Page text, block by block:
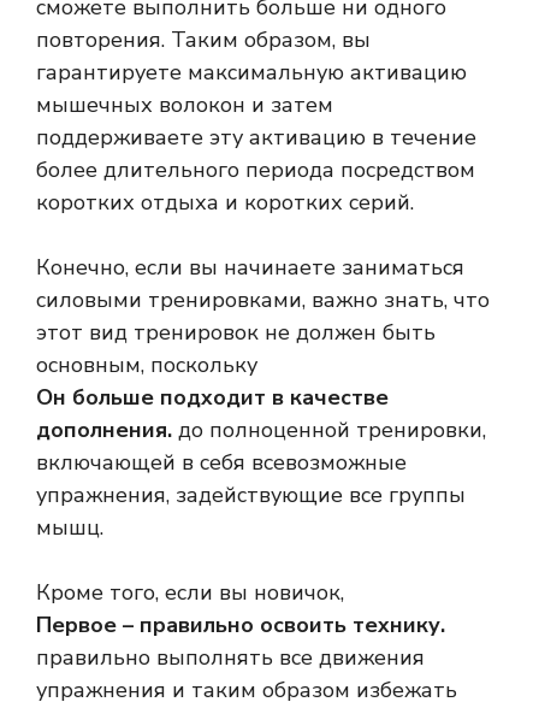
сможете выполнить больше ни одного
повторения. Таким образом, вы
гарантируете максимальную активацию
мышечных волокон и затем
поддерживаете эту активацию в течение
более длительного периода посредством
коротких отдыха и коротких серий.
Конечно, если вы начинаете заниматься
силовыми тренировками, важно знать, что
этот вид тренировок не должен быть
основным, поскольку
Он больше подходит в качестве
дополнения. до полноценной тренировки,
включающей в себя всевозможные
упражнения, задействующие все группы
мышц.
Кроме того, если вы новичок,
Первое – правильно освоить технику.
правильно выполнять все движения
упражнения и таким образом избежать